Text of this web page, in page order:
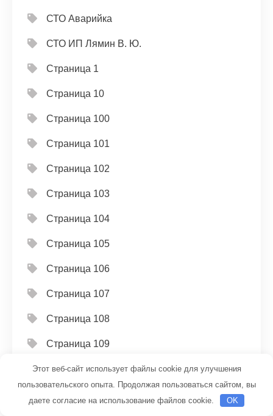
СТО Аварийка
СТО ИП Лямин В. Ю.
Страница 1
Страница 10
Страница 100
Страница 101
Страница 102
Страница 103
Страница 104
Страница 105
Страница 106
Страница 107
Страница 108
Страница 109
Страница 11
Этот веб-сайт использует файлы cookie для улучшения
пользовательского опыта. Продолжая пользоваться сайтом, вы
даете согласие на использование файлов cookie.
OK